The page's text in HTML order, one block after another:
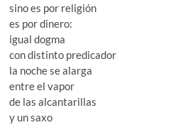
sino es por religión
es por dinero:
igual dogma
con distinto predicador
la noche se alarga
entre el vapor
de las alcantarillas
y un saxo